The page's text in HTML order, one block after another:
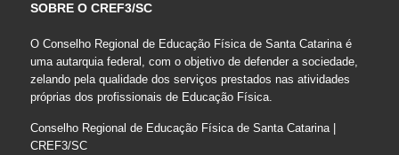
SOBRE O CREF3/SC
O Conselho Regional de Educação Física de Santa Catarina é
uma autarquia federal, com o objetivo de defender a sociedade,
zelando pela qualidade dos serviços prestados nas atividades
próprias dos profissionais de Educação Física.
Conselho Regional de Educação Física de Santa Catarina |
CREF3/SC